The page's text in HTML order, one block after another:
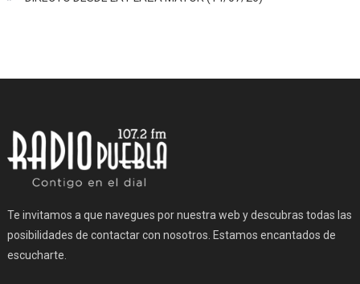
Te invitamos a que navegues por nuestra web y descubras todas las
posibilidades de contactar con nosotros. Estamos encantados de
escucharte.